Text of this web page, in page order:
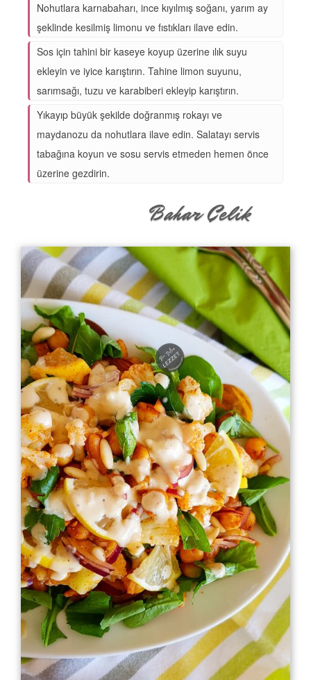
Nohutlara karnabaharı, ince kıyılmış soğanı, yarım ay
şeklinde kesilmiş limonu ve fıstıkları ilave edin.
Sos için tahini bir kaseye koyup üzerine ılık suyu
ekleyin ve iyice karıştırın. Tahine limon suyunu,
sarımsağı, tuzu ve karabiberi ekleyip karıştırın.
Yıkayıp büyük şekilde doğranmış rokayı ve
maydanozu da nohutlara ilave edin. Salatayı servis
tabağına koyun ve sosu servis etmeden hemen önce
üzerine gezdirin.